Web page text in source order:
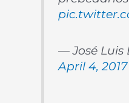
— José Luis
April 4, 2017